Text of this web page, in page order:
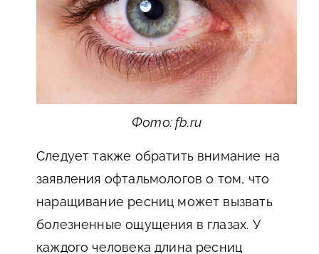
Фото: fb.ru
Следует также обратить внимание на
заявления офтальмологов о том, что
наращивание ресниц может вызвать
болезненные ощущения в глазах. У
каждого человека длина ресниц